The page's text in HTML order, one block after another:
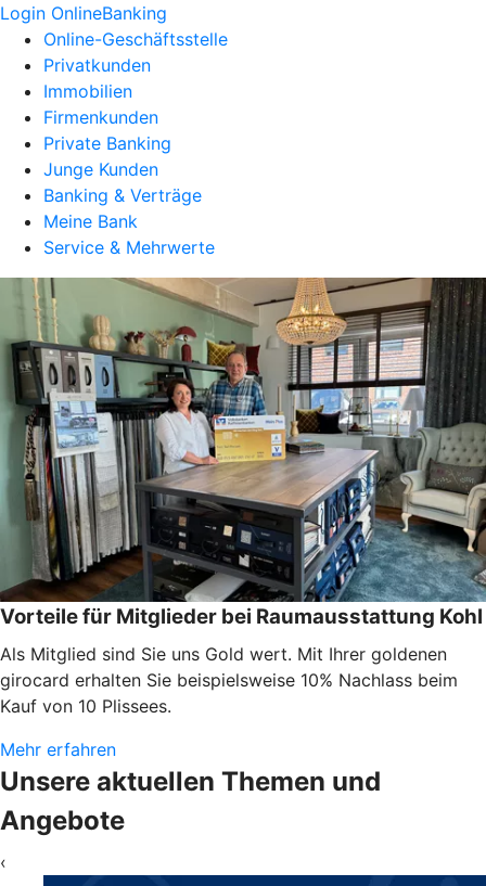
Login OnlineBanking
Online-Geschäftsstelle
Privatkunden
Immobilien
Firmenkunden
Private Banking
Junge Kunden
Banking & Verträge
Meine Bank
Service & Mehrwerte
Vorteile für Mitglieder bei Raumausstattung Kohl
Als Mitglied sind Sie uns Gold wert. Mit Ihrer goldenen
girocard erhalten Sie beispielsweise 10% Nachlass beim
Kauf von 10 Plissees.
Mehr erfahren
Unsere aktuellen Themen und
Angebote
‹